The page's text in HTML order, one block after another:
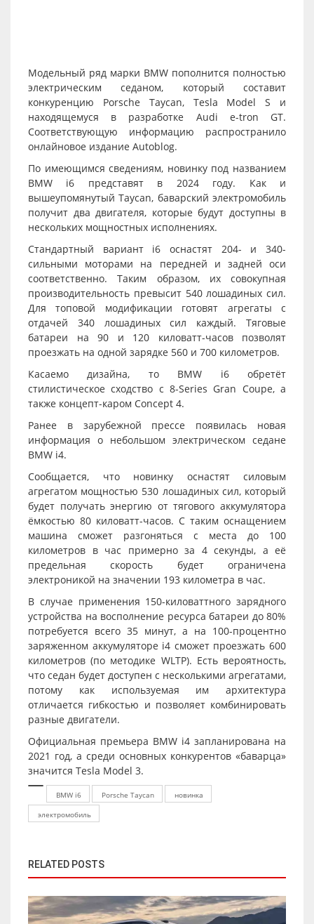
Модельный ряд марки BMW пополнится полностью
электрическим седаном, который составит
конкуренцию Porsche Taycan, Tesla Model S и
находящемуся в разработке Audi e-tron GT.
Соответствующую информацию распространило
онлайновое издание Autoblog.
По имеющимся сведениям, новинку под названием
BMW i6 представят в 2024 году. Как и
вышеупомянутый Taycan, баварский электромобиль
получит два двигателя, которые будут доступны в
нескольких мощностных исполнениях.
Стандартный вариант i6 оснастят 204- и 340-
сильными моторами на передней и задней оси
соответственно. Таким образом, их совокупная
производительность превысит 540 лошадиных сил.
Для топовой модификации готовят агрегаты с
отдачей 340 лошадиных сил каждый. Тяговые
батареи на 90 и 120 киловатт-часов позволят
проезжать на одной зарядке 560 и 700 километров.
Касаемо дизайна, то BMW i6 обретёт
стилистическое сходство с 8-Series Gran Coupe, а
также концепт-каром Concept 4.
Ранее в зарубежной прессе появилась новая
информация о небольшом электрическом седане
BMW i4.
Сообщается, что новинку оснастят силовым
агрегатом мощностью 530 лошадиных сил, который
будет получать энергию от тягового аккумулятора
ёмкостью 80 киловатт-часов. С таким оснащением
машина сможет разгоняться с места до 100
километров в час примерно за 4 секунды, а её
предельная скорость будет ограничена
электроникой на значении 193 километра в час.
В случае применения 150-киловаттного зарядного
устройства на восполнение ресурса батареи до 80%
потребуется всего 35 минут, а на 100-процентно
заряженном аккумуляторе i4 сможет проезжать 600
километров (по методике WLTP). Есть вероятность,
что седан будет доступен с несколькими агрегатами,
потому как используемая им архитектура
отличается гибкостью и позволяет комбинировать
разные двигатели.
Официальная премьера BMW i4 запланирована на
2021 год, а среди основных конкурентов «баварца»
значится Tesla Model 3.
BMW i6 Porsche Taycan
новинка
электромобиль
RELATED POSTS